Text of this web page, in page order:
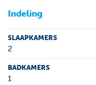
Indeling
SLAAPKAMERS
2
BADKAMERS
1